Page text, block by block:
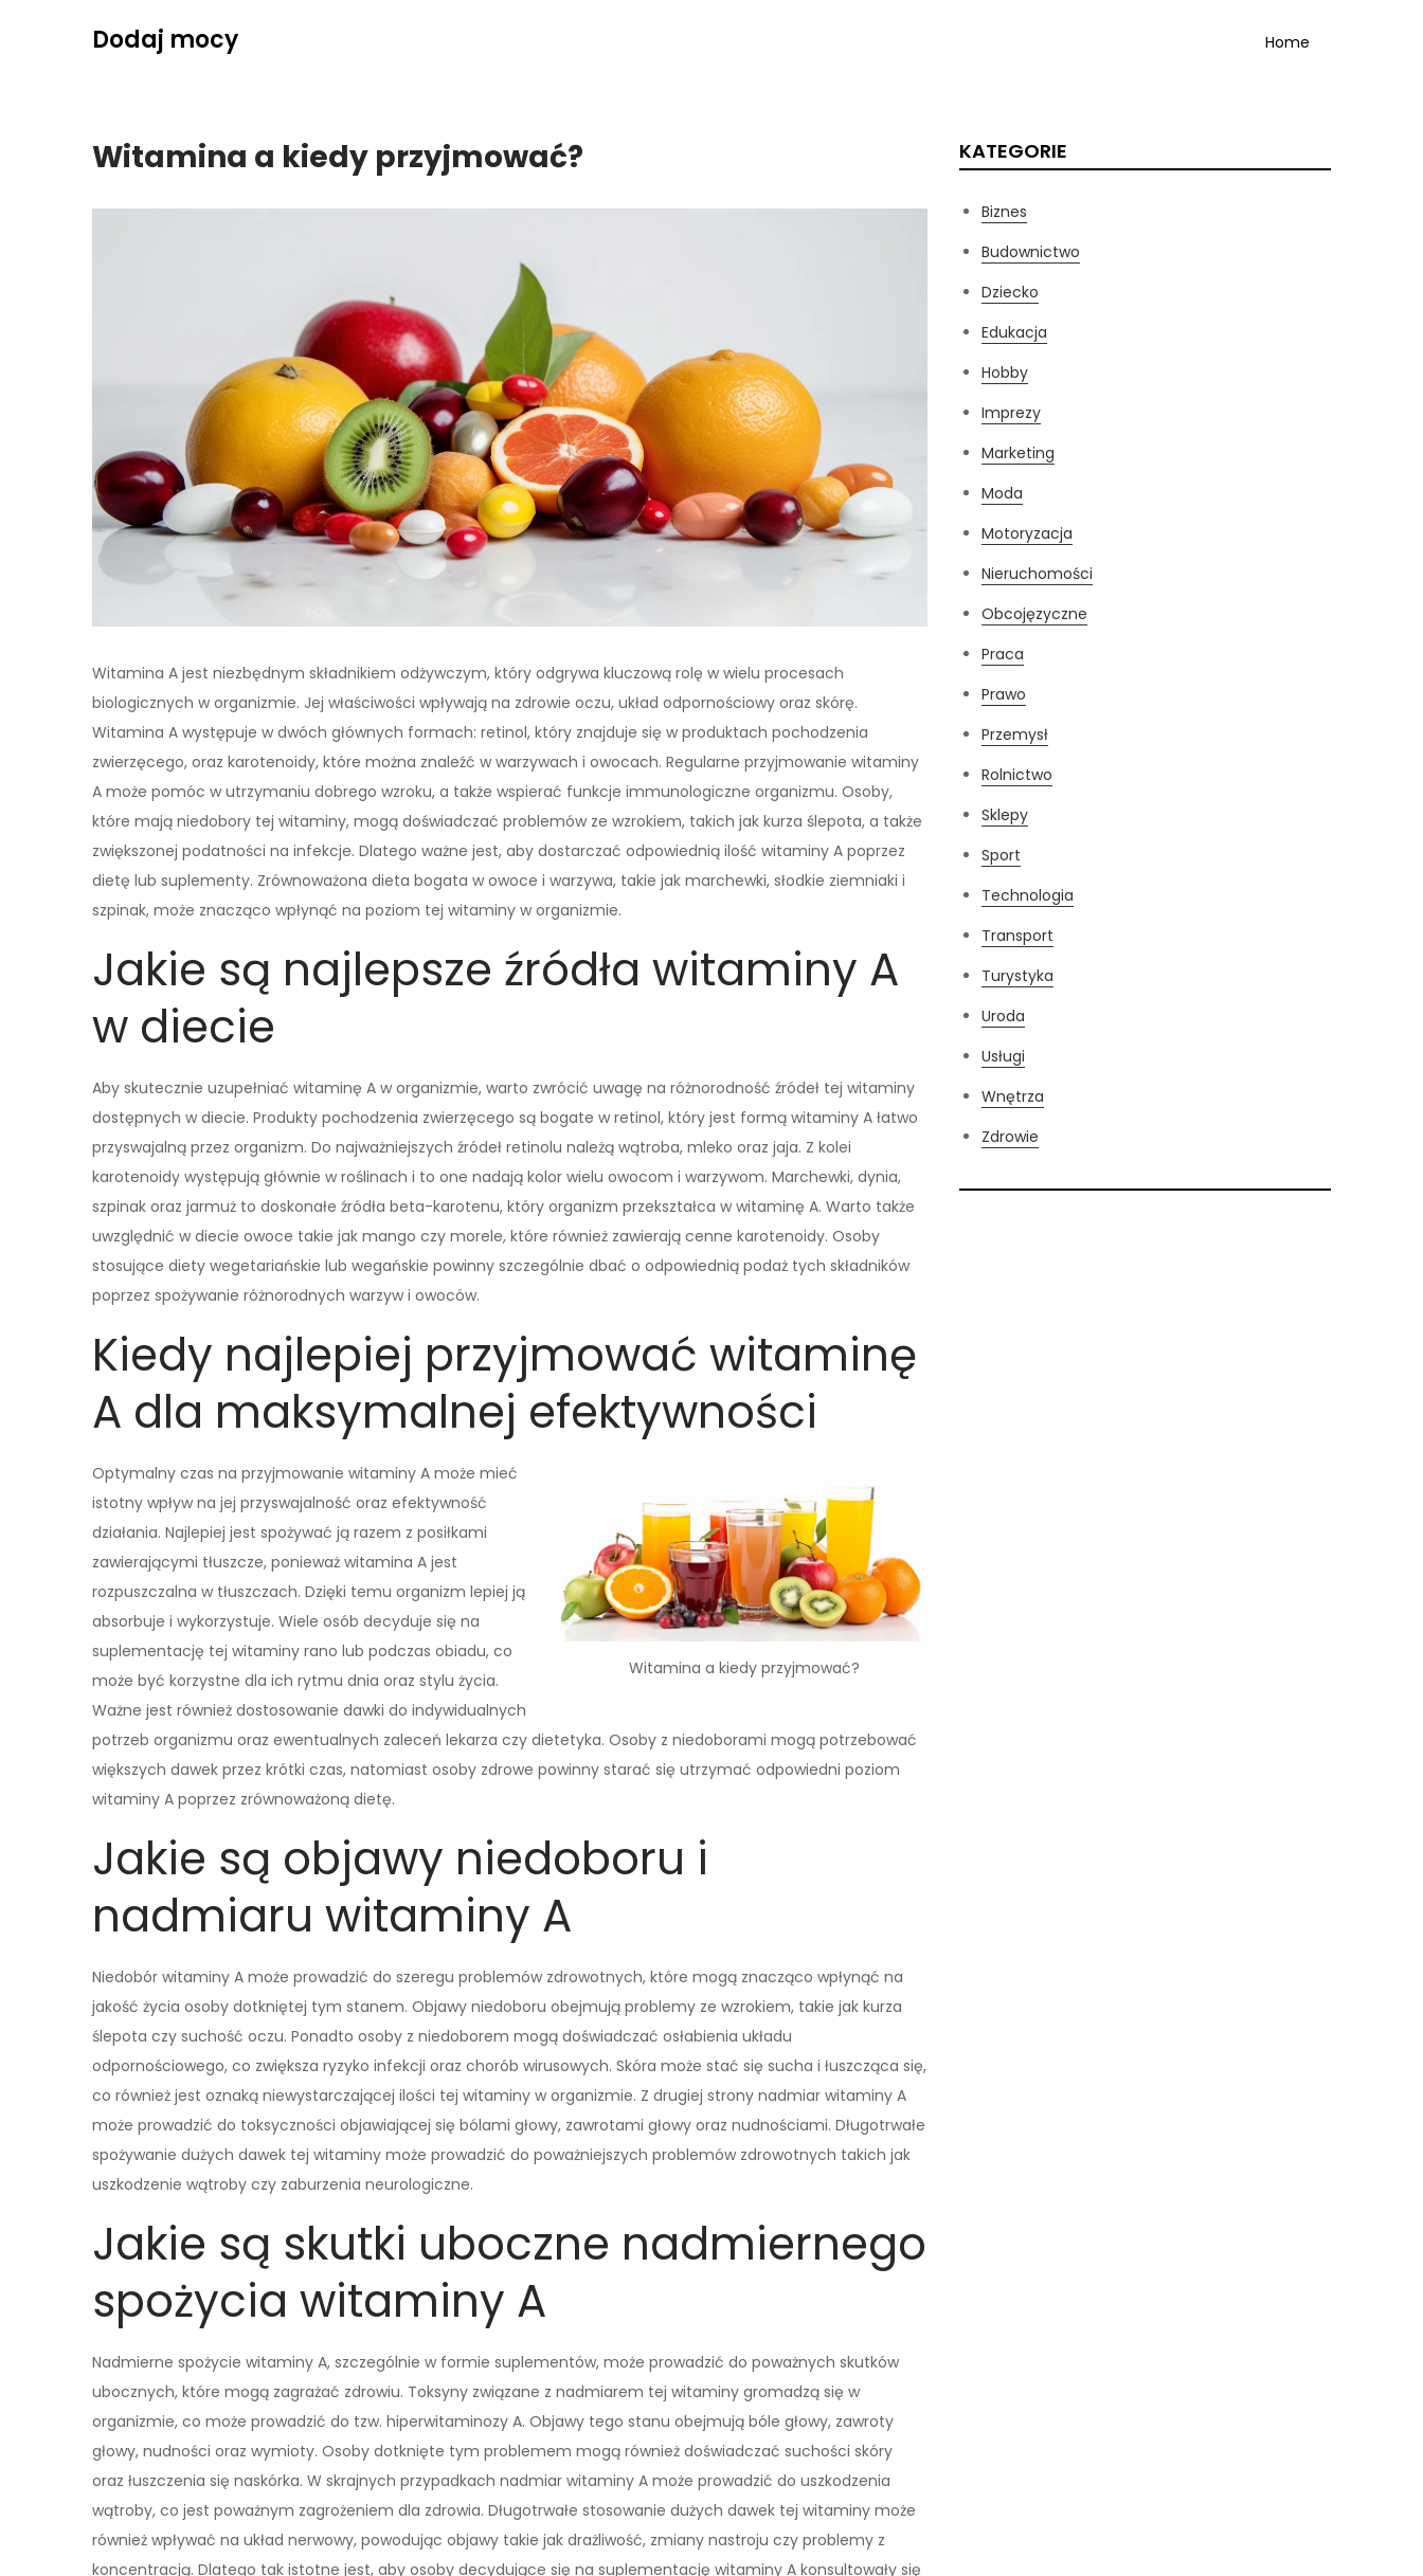
Dodaj mocy Home
Witamina a kiedy przyjmować?
Witamina A jest niezbędnym składnikiem odżywczym, który odgrywa kluczową rolę w wielu procesach
biologicznych w organizmie. Jej właściwości wpływają na zdrowie oczu, układ odpornościowy oraz skórę.
Witamina A występuje w dwóch głównych formach: retinol, który znajduje się w produktach pochodzenia
zwierzęcego, oraz karotenoidy, które można znaleźć w warzywach i owocach. Regularne przyjmowanie witaminy
A może pomóc w utrzymaniu dobrego wzroku, a także wspierać funkcje immunologiczne organizmu. Osoby,
które mają niedobory tej witaminy, mogą doświadczać problemów ze wzrokiem, takich jak kurza ślepota, a także
zwiększonej podatności na infekcje. Dlatego ważne jest, aby dostarczać odpowiednią ilość witaminy A poprzez
dietę lub suplementy. Zrównoważona dieta bogata w owoce i warzywa, takie jak marchewki, słodkie ziemniaki i
szpinak, może znacząco wpłynąć na poziom tej witaminy w organizmie.
Jakie są najlepsze źródła witaminy A
w diecie
Aby skutecznie uzupełniać witaminę A w organizmie, warto zwrócić uwagę na różnorodność źródeł tej witaminy
dostępnych w diecie. Produkty pochodzenia zwierzęcego są bogate w retinol, który jest formą witaminy A łatwo
przyswajalną przez organizm. Do najważniejszych źródeł retinolu należą wątroba, mleko oraz jaja. Z kolei
karotenoidy występują głównie w roślinach i to one nadają kolor wielu owocom i warzywom. Marchewki, dynia,
szpinak oraz jarmuż to doskonałe źródła beta-karotenu, który organizm przekształca w witaminę A. Warto także
uwzględnić w diecie owoce takie jak mango czy morele, które również zawierają cenne karotenoidy. Osoby
stosujące diety wegetariańskie lub wegańskie powinny szczególnie dbać o odpowiednią podaż tych składników
poprzez spożywanie różnorodnych warzyw i owoców.
Kiedy najlepiej przyjmować witaminę
A dla maksymalnej efektywności
Witamina a kiedy przyjmować?
Optymalny czas na przyjmowanie witaminy A może mieć
istotny wpływ na jej przyswajalność oraz efektywność
działania. Najlepiej jest spożywać ją razem z posiłkami
zawierającymi tłuszcze, ponieważ witamina A jest
rozpuszczalna w tłuszczach. Dzięki temu organizm lepiej ją
absorbuje i wykorzystuje. Wiele osób decyduje się na
suplementację tej witaminy rano lub podczas obiadu, co
może być korzystne dla ich rytmu dnia oraz stylu życia.
Ważne jest również dostosowanie dawki do indywidualnych
potrzeb organizmu oraz ewentualnych zaleceń lekarza czy dietetyka. Osoby z niedoborami mogą potrzebować
większych dawek przez krótki czas, natomiast osoby zdrowe powinny starać się utrzymać odpowiedni poziom
witaminy A poprzez zrównoważoną dietę.
Jakie są objawy niedoboru i
nadmiaru witaminy A
Niedobór witaminy A może prowadzić do szeregu problemów zdrowotnych, które mogą znacząco wpłynąć na
jakość życia osoby dotkniętej tym stanem. Objawy niedoboru obejmują problemy ze wzrokiem, takie jak kurza
ślepota czy suchość oczu. Ponadto osoby z niedoborem mogą doświadczać osłabienia układu
odpornościowego, co zwiększa ryzyko infekcji oraz chorób wirusowych. Skóra może stać się sucha i łuszcząca się,
co również jest oznaką niewystarczającej ilości tej witaminy w organizmie. Z drugiej strony nadmiar witaminy A
może prowadzić do toksyczności objawiającej się bólami głowy, zawrotami głowy oraz nudnościami. Długotrwałe
spożywanie dużych dawek tej witaminy może prowadzić do poważniejszych problemów zdrowotnych takich jak
uszkodzenie wątroby czy zaburzenia neurologiczne.
Jakie są skutki uboczne nadmiernego
spożycia witaminy A
Nadmierne spożycie witaminy A, szczególnie w formie suplementów, może prowadzić do poważnych skutków
ubocznych, które mogą zagrażać zdrowiu. Toksyny związane z nadmiarem tej witaminy gromadzą się w
organizmie, co może prowadzić do tzw. hiperwitaminozy A. Objawy tego stanu obejmują bóle głowy, zawroty
głowy, nudności oraz wymioty. Osoby dotknięte tym problemem mogą również doświadczać suchości skóry
oraz łuszczenia się naskórka. W skrajnych przypadkach nadmiar witaminy A może prowadzić do uszkodzenia
wątroby, co jest poważnym zagrożeniem dla zdrowia. Długotrwałe stosowanie dużych dawek tej witaminy może
również wpływać na układ nerwowy, powodując objawy takie jak drażliwość, zmiany nastroju czy problemy z
koncentracją. Dlatego tak istotne jest, aby osoby decydujące się na suplementację witaminy A konsultowały się
KATEGORIE
Biznes
Budownictwo
Dziecko
Edukacja
Hobby
Imprezy
Marketing
Moda
Motoryzacja
Nieruchomości
Obcojęzyczne
Praca
Prawo
Przemysł
Rolnictwo
Sklepy
Sport
Technologia
Transport
Turystyka
Uroda
Usługi
Wnętrza
Zdrowie